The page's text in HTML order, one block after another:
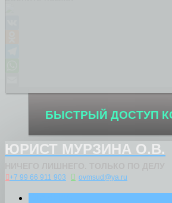
Email
БЫСТРЫЙ ДОСТУП
ЮРИСТ МУРЗИНА О.В.
+7 99 66 911 903 ovmsud@ya.ru